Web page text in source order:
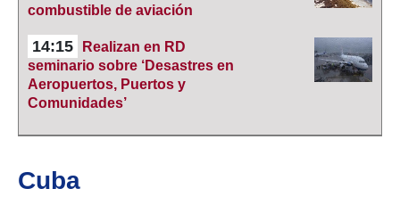
combustible de aviación
14:15
Realizan en RD
seminario sobre ‘Desastres en
Aeropuertos, Puertos y
Comunidades’
Cuba